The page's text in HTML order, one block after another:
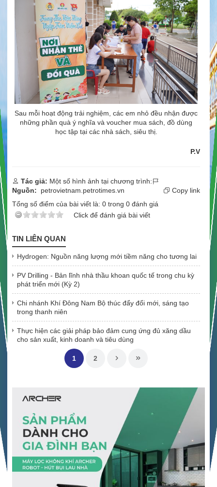
Sau mỗi hoạt động trải nghiệm, các em nhỏ đều nhận được
những phần quà ý nghĩa và voucher mua sách, đồ dùng
học tập tại các nhà sách, siêu thị.
P.V
Tác giả: Một số hình ảnh tại chương trình:
Nguồn:
petrovietnam.petrotimes.vn
Copy link
Tổng số điểm của bài viết là: 0 trong 0 đánh giá
Click để đánh giá bài viết
TIN LIÊN QUAN
Hydrogen: Nguồn năng lượng mới tiềm năng cho tương lai
PV Drilling - Bản lĩnh nhà thầu khoan quốc tế trong chu kỳ
phát triển mới (Kỳ 2)
Chi nhánh Khí Đông Nam Bộ thúc đẩy đổi mới, sáng tạo
trong thanh niên
Thực hiện các giải pháp bảo đảm cung ứng đủ xăng dầu
cho sản xuất, kinh doanh và tiêu dùng
1 2